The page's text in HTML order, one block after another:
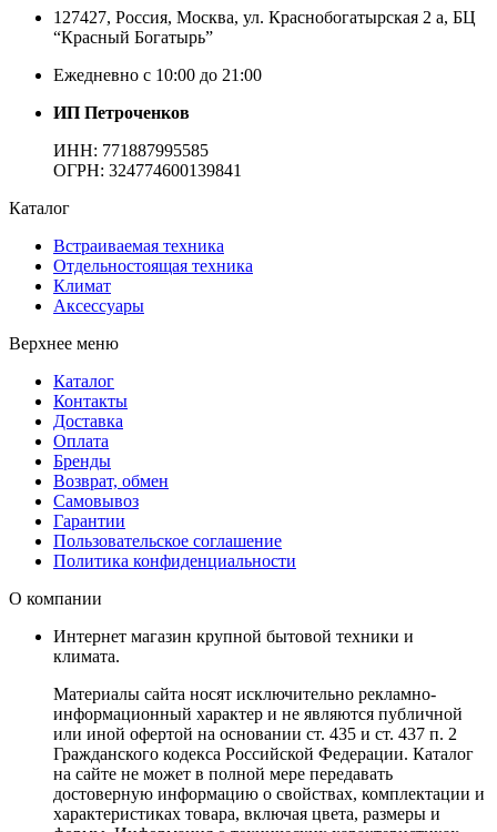
127427, Россия, Москва, ул. Краснобогатырская 2 а, БЦ
“Красный Богатырь”
Ежедневно с 10:00 до 21:00
ИП Петроченков
ИНН: 771887995585
ОГРН: 324774600139841
Каталог
Встраиваемая техника
Отдельностоящая техника
Климат
Аксессуары
Верхнее меню
Каталог
Контакты
Доставка
Оплата
Бренды
Возврат, обмен
Самовывоз
Гарантии
Пользовательское соглашение
Политика конфиденциальности
О компании
Интернет магазин крупной бытовой техники и
климата.
Материалы сайта носят исключительно рекламно-
информационный характер и не являются публичной
или иной офертой на основании ст. 435 и ст. 437 п. 2
Гражданского кодекса Российской Федерации. Каталог
на сайте не может в полной мере передавать
достоверную информацию о свойствах, комплектации и
характеристиках товара, включая цвета, размеры и